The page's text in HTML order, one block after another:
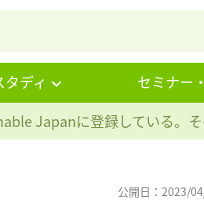
タディ
セミナー
Japanに登録している。
公開日：2023/